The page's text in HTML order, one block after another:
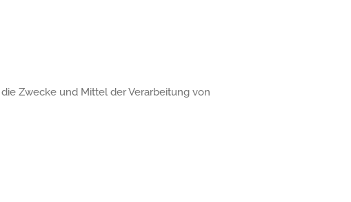
Zwecke und Mittel der Verarbeitung von